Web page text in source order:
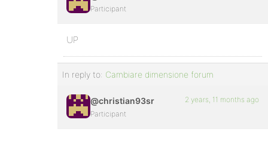
Participant
UP
In reply to: Cambiare dimensione forum
@christian93sr
Participant
2 years, 11 months ago